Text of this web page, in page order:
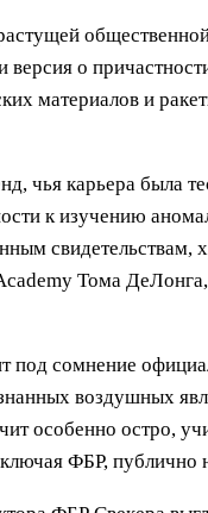
о
материалов и
чья карьера была
к изучению
Тома
под сомнение
воздушных
особенно остро,
ФБР, публично